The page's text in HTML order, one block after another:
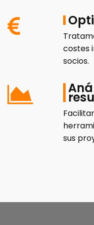
costes
socios.
sus